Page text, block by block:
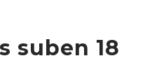
suben 18